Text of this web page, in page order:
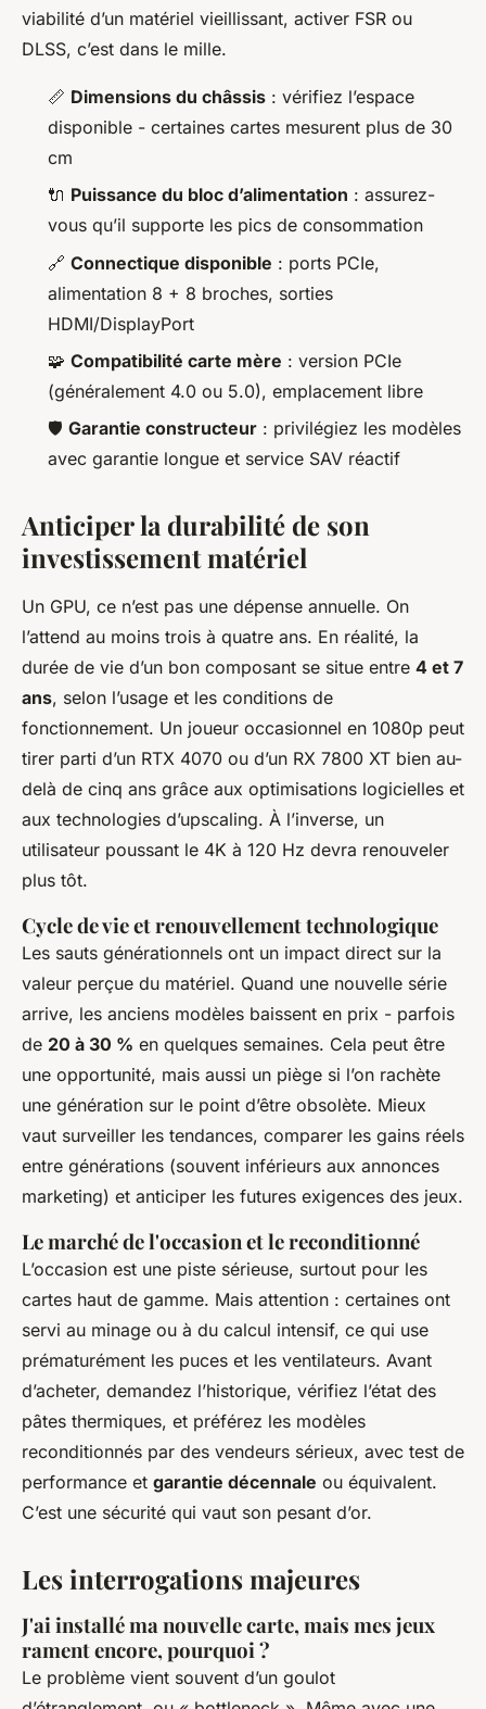
viabilité d’un matériel vieillissant, activer FSR ou
DLSS, c’est dans le mille.
📏 Dimensions du châssis : vérifiez l’espace
disponible - certaines cartes mesurent plus de 30
cm
🔌 Puissance du bloc d’alimentation : assurez-
vous qu’il supporte les pics de consommation
🔗 Connectique disponible : ports PCIe,
alimentation 8 + 8 broches, sorties
HDMI/DisplayPort
🧩 Compatibilité carte mère : version PCIe
(généralement 4.0 ou 5.0), emplacement libre
🛡️ Garantie constructeur : privilégiez les modèles
avec garantie longue et service SAV réactif
Anticiper la durabilité de son
investissement matériel
Un GPU, ce n’est pas une dépense annuelle. On
l’attend au moins trois à quatre ans. En réalité, la
durée de vie d’un bon composant se situe entre 4 et 7
ans, selon l’usage et les conditions de
fonctionnement. Un joueur occasionnel en 1080p peut
tirer parti d’un RTX 4070 ou d’un RX 7800 XT bien au-
delà de cinq ans grâce aux optimisations logicielles et
aux technologies d’upscaling. À l’inverse, un
utilisateur poussant le 4K à 120 Hz devra renouveler
plus tôt.
Cycle de vie et renouvellement technologique
Les sauts générationnels ont un impact direct sur la
valeur perçue du matériel. Quand une nouvelle série
arrive, les anciens modèles baissent en prix - parfois
de 20 à 30 % en quelques semaines. Cela peut être
une opportunité, mais aussi un piège si l’on rachète
une génération sur le point d’être obsolète. Mieux
vaut surveiller les tendances, comparer les gains réels
entre générations (souvent inférieurs aux annonces
marketing) et anticiper les futures exigences des jeux.
Le marché de l'occasion et le reconditionné
L’occasion est une piste sérieuse, surtout pour les
cartes haut de gamme. Mais attention : certaines ont
servi au minage ou à du calcul intensif, ce qui use
prématurément les puces et les ventilateurs. Avant
d’acheter, demandez l’historique, vérifiez l’état des
pâtes thermiques, et préférez les modèles
reconditionnés par des vendeurs sérieux, avec test de
performance et garantie décennale ou équivalent.
C’est une sécurité qui vaut son pesant d’or.
Les interrogations majeures
J'ai installé ma nouvelle carte, mais mes jeux
rament encore, pourquoi ?
Le problème vient souvent d’un goulot